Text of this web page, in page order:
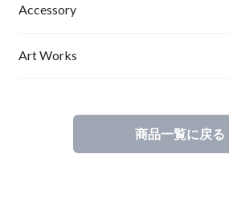
Mens
Ladies
Accessory
Art Works
商品一覧に戻る